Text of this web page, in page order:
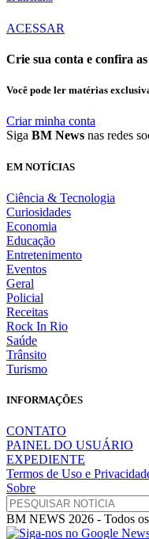
ACESSAR
Crie sua conta e confira
Você pode ler matérias
Criar minha conta
Siga BM News nas redes
EM NOTÍCIAS
Ciência & Tecnologia
Curiosidades
Economia
Educação
Entretenimento
Eventos
Geral
Policial
Receitas
Rock In Rio
Saúde
Trânsito
Turismo
INFORMAÇÕES
CONTATO
PAINEL DO USUÁRIO
EXPEDIENTE
Termos de Uso e
Sobre
BM NEWS 2026 - Todos